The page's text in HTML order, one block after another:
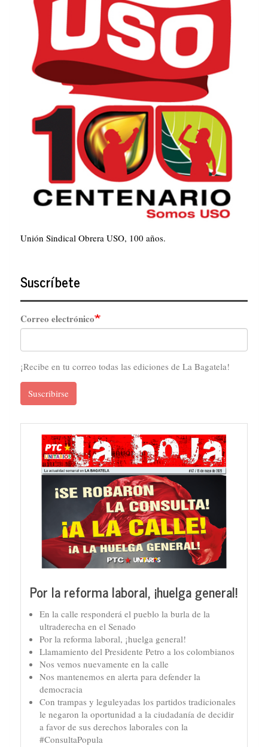
Unión Sindical Obrera USO, 100 años.
Suscríbete
Correo electrónico
¡Recibe en tu correo todas las ediciones de La Bagatela!
Suscribirse
Por la reforma laboral, ¡huelga general!
En la calle responderá el pueblo la burla de la
ultraderecha en el Senado
Por la reforma laboral, ¡huelga general!
Llamamiento del Presidente Petro a los colombianos
Nos vemos nuevamente en la calle
Nos mantenemos en alerta para defender la
democracia
Con trampas y leguleyadas los partidos tradicionales
le negaron la oportunidad a la ciudadanía de decidir
a favor de sus derechos laborales con la
#ConsultaPopula